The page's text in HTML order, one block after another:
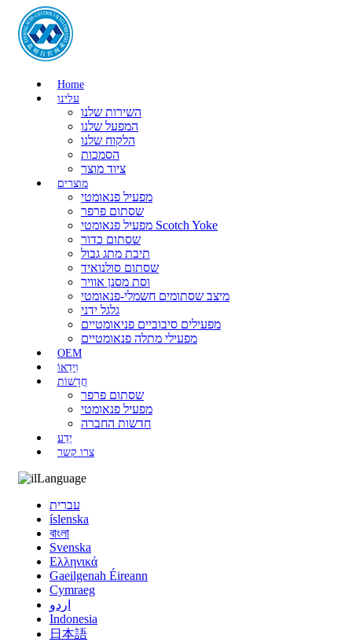
Home
עלינו
השירות שלנו
המפעל שלנו
הלקוח שלנו
הסמכות
ציוד מוצר
מוצרים
מפעיל פנאומטי
שסתום פרפר
מפעיל פנאומטי Scotch Yoke
שסתום כדור
תיבת מתג גבול
שסתום סולנואיד
וסת מסנן אוויר
מיצב שסתומים חשמלי-פנאומטי
גלגל ידני
מפעילים סיבוביים פניאומטיים
מפעילי מתלה פנאומטיים
OEM
וִידֵאוֹ
חֲדָשׁוֹת
שסתום פרפר
מפעיל פנאומטי
חדשות החברה
יֶדַע
צרו קשר
Language
עברית
íslenska
বাংলা
Svenska
Ελληνικά
Gaeilgenah Éireann
Cymraeg
اردو
Indonesia
日本語